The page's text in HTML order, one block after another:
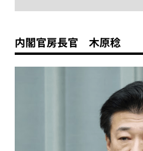
内閣官房長官 木原稔